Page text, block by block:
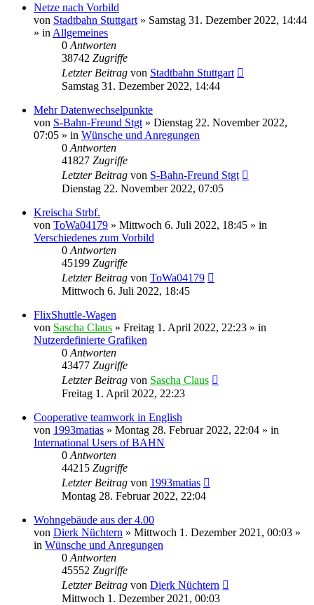
Netze nach Vorbild
von Stadtbahn Stuttgart » Samstag 31. Dezember 2022, 14:44
» in Allgemeines
0 Antworten
38742 Zugriffe
Letzter Beitrag von Stadtbahn Stuttgart
Samstag 31. Dezember 2022, 14:44
Mehr Datenwechselpunkte
von S-Bahn-Freund Stgt » Dienstag 22. November 2022,
07:05 » in Wünsche und Anregungen
0 Antworten
41827 Zugriffe
Letzter Beitrag von S-Bahn-Freund Stgt
Dienstag 22. November 2022, 07:05
Kreischa Strbf.
von ToWa04179 » Mittwoch 6. Juli 2022, 18:45 » in
Verschiedenes zum Vorbild
0 Antworten
45199 Zugriffe
Letzter Beitrag von ToWa04179
Mittwoch 6. Juli 2022, 18:45
FlixShuttle-Wagen
von Sascha Claus » Freitag 1. April 2022, 22:23 » in
Nutzerdefinierte Grafiken
0 Antworten
43477 Zugriffe
Letzter Beitrag von Sascha Claus
Freitag 1. April 2022, 22:23
Cooperative teamwork in English
von 1993matias » Montag 28. Februar 2022, 22:04 » in
International Users of BAHN
0 Antworten
44215 Zugriffe
Letzter Beitrag von 1993matias
Montag 28. Februar 2022, 22:04
Wohngebäude aus der 4.00
von Dierk Nüchtern » Mittwoch 1. Dezember 2021, 00:03 »
in Wünsche und Anregungen
0 Antworten
45552 Zugriffe
Letzter Beitrag von Dierk Nüchtern
Mittwoch 1. Dezember 2021, 00:03